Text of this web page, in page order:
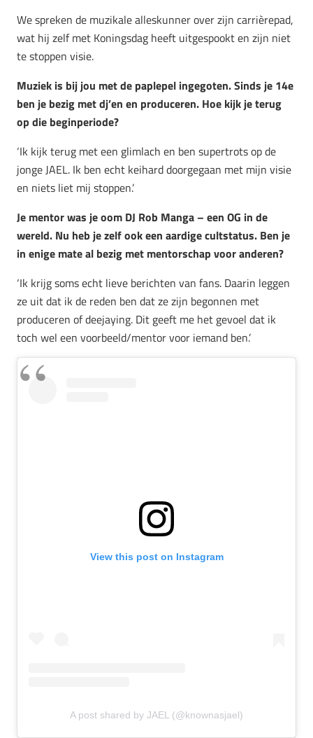
We spreken de muzikale alleskunner over zijn carrièrepad,
wat hij zelf met Koningsdag heeft uitgespookt en zijn niet
te stoppen visie.
Muziek is bij jou met de paplepel ingegoten. Sinds je 14e
ben je bezig met dj’en en produceren. Hoe kijk je terug
op die beginperiode?
‘Ik kijk terug met een glimlach en ben supertrots op de
jonge JAEL. Ik ben echt keihard doorgegaan met mijn visie
en niets liet mij stoppen.’
Je mentor was je oom DJ Rob Manga – een OG in de
wereld. Nu heb je zelf ook een aardige cultstatus. Ben je
in enige mate al bezig met mentorschap voor anderen?
‘Ik krijg soms echt lieve berichten van fans. Daarin leggen
ze uit dat ik de reden ben dat ze zijn begonnen met
produceren of deejaying. Dit geeft me het gevoel dat ik
toch wel een voorbeeld/mentor voor iemand ben.’
View this post on Instagram
A post shared by JAEL (@knownasjael)